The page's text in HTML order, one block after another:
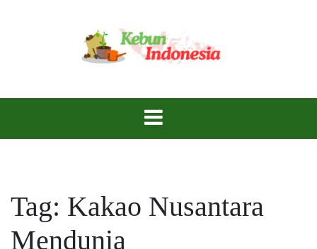
Kebun
Indonesia
Tag: Kakao Nusantara
Mendunia